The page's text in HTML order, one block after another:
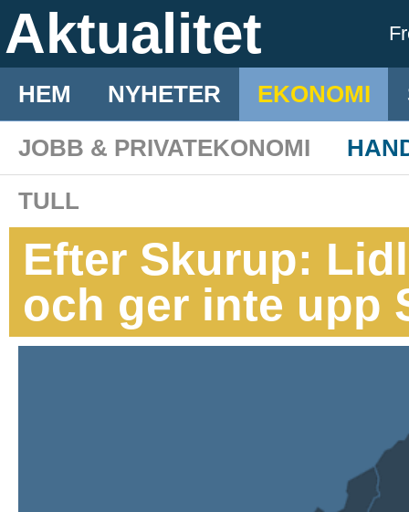
Aktualitet
HEM NYHETER EKONOMI
JOBB & PRIVATEKONOMI
TULL
Efter Skurup:
och ger inte upp